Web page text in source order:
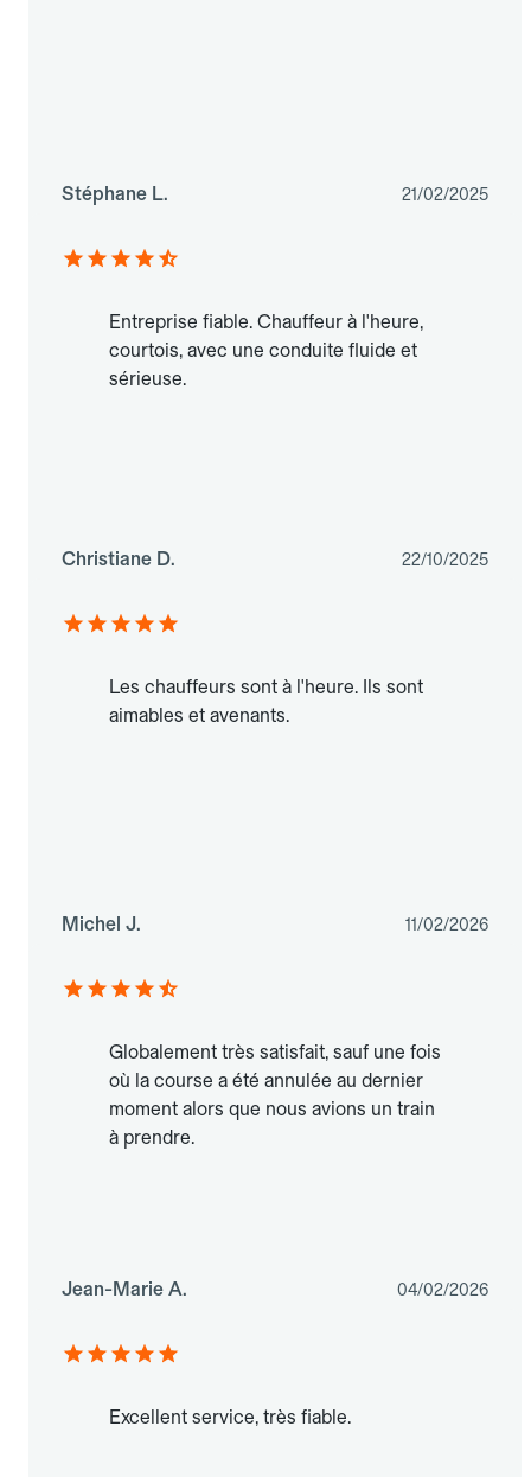
Stéphane L. 21/02/2025
Entreprise fiable. Chauffeur à l'heure,
courtois, avec une conduite fluide et
sérieuse.
Christiane D. 22/10/2025
Les chauffeurs sont à l'heure. Ils sont
aimables et avenants.
Michel J. 11/02/2026
Globalement très satisfait, sauf une fois
où la course a été annulée au dernier
moment alors que nous avions un train
à prendre.
Jean-Marie A. 04/02/2026
Excellent service, très fiable.